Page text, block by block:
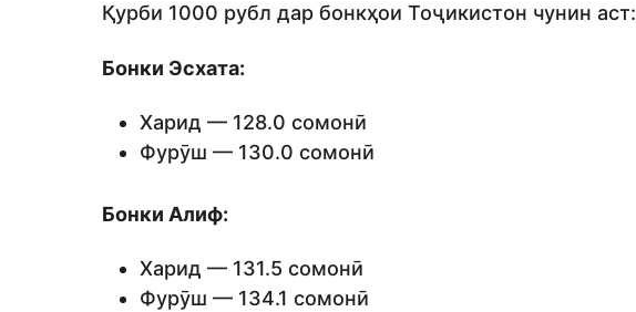
Қурби 1000 рубл дар бонкҳои Тоҷикистон чунин аст:
Бонки Эсхата:
Харид — 128.0 сомонӣ
Фурӯш — 130.0 сомонӣ
Бонки Алиф:
Харид — 131.5 сомонӣ
Фурӯш — 134.1 сомонӣ